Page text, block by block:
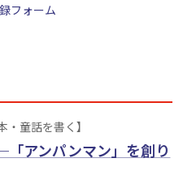
フォーム
・童話を書く】
アンパンマン」を創り